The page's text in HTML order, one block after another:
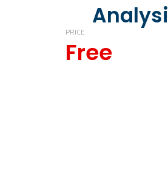
PRICE
Free